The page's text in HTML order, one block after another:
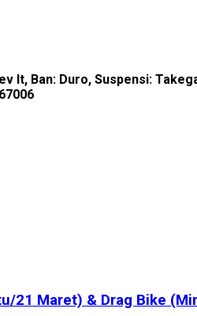
It, Ban: Duro, Suspensi:
21 Maret) & Drag Bike